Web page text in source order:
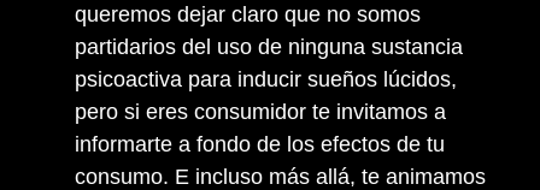
queremos dejar claro que no somos
partidarios del uso de ninguna sustancia
psicoactiva para inducir sueños lúcidos,
pero si eres consumidor te invitamos a
informarte a fondo de los efectos de tu
consumo. E incluso más allá, te animamos